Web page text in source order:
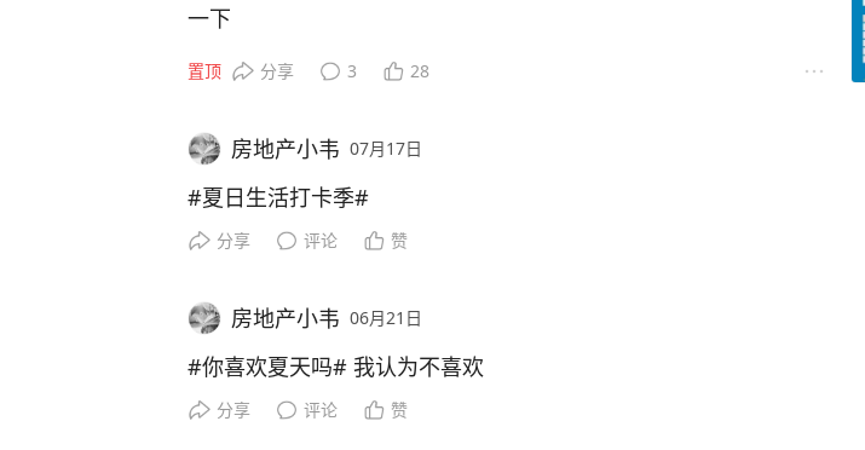
一下
置顶 分享 3 28
房地产小韦 07月17日
#夏日生活打卡季#
分享 评论 赞
房地产小韦 06月21日
#你喜欢夏天吗# 我认为不喜欢
分享 评论 赞